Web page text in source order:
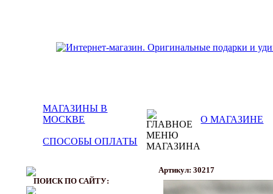
МАГАЗИНЫ В
МОСКВЕ
О МАГАЗИНЕ
СПОСОБЫ ОПЛАТЫ
ПОИСК ПО САЙТУ:
Артикул: 30217